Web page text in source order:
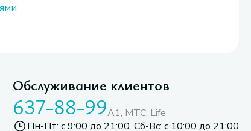
Обслуживание клиентов
637-88-99A1, МТС, Life
Пн-Пт: с 9:00 до 21:00. Сб-Вс: с 10:00 до 21:00